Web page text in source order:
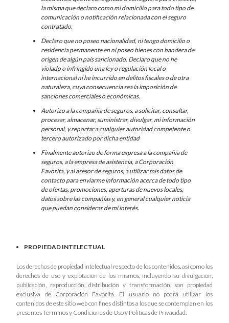
la misma que declaro como mi domicilio para todo tipo de
comunicación o notificación relacionada con el seguro
contratado.
Declaro que no poseo nacionalidad, ni tengo domicilio o
residencia permanente en ni poseo bienes con bandera de
origen de algún país sancionado. Declaro que no he
violado o infringido una ley o regulación local o
internacional ni he incurrido en delitos fiscales o de otra
naturaleza, cuya consecuencia sea la imposición de
sanciones comerciales o económicas.
Autorizo a la compañía de seguros, a solicitar, consultar,
procesar, almacenar, suministrar, divulgar, mi información
personal, y reportar a cualquier autoridad competente o
tercero autorizado por dicha entidad
Finalmente autorizo de forma expresa a la compañía de
seguros, a la empresa de asistencia, a Corporación
Favorita, y al asesor de seguros, a utilizar mis datos de
contacto para enviarme información acerca de todo tipo
de ofertas, promociones, aperturas de nuevos locales,
datos sobre las compañías y, en general cualquier noticia
que puedan considerar de mi interés.
PROPIEDAD INTELECTUAL
Los derechos de propiedad intelectual respecto de los contenidos, así como los
derechos de uso y explotación de los mismos, incluyendo su divulgación,
publicación, reproducción, distribución y transformación, son propiedad
exclusiva de Corporación Favorita. El usuario no podrá utilizar los
contenidos de este sitio web con fines distintos a los que se contemplan en los
presentes Términos y Condiciones de Uso y Políticas de Privacidad.